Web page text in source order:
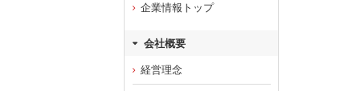
企業情報トップ
会社概要
経営理念